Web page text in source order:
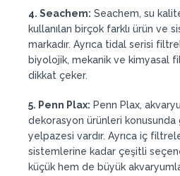
4. Seachem: Seachem, su
kullanılan birçok farklı ürün ve
markadır. Ayrıca tidal serisi
biyolojik, mekanik ve kimyasal
dikkat çeker.
5. Penn Plax: Penn Plax,
dekorasyon ürünleri konusunda
yelpazesi vardır. Ayrıca iç
sistemlerine kadar çeşitli
küçük hem de büyük